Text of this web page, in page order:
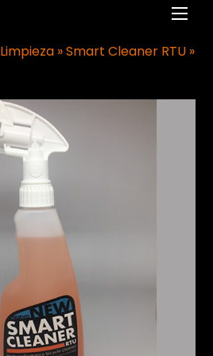
Limpieza »Smart Cleaner RTU »